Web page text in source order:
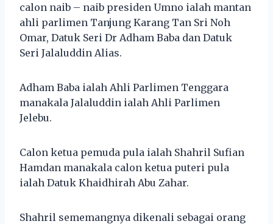
calon naib – naib presiden Umno ialah mantan
ahli parlimen Tanjung Karang Tan Sri Noh
Omar, Datuk Seri Dr Adham Baba dan Datuk
Seri Jalaluddin Alias.
Adham Baba ialah Ahli Parlimen Tenggara
manakala Jalaluddin ialah Ahli Parlimen
Jelebu.
Calon ketua pemuda pula ialah Shahril Sufian
Hamdan manakala calon ketua puteri pula
ialah Datuk Khaidhirah Abu Zahar.
Shahril sememangnya dikenali sebagai orang